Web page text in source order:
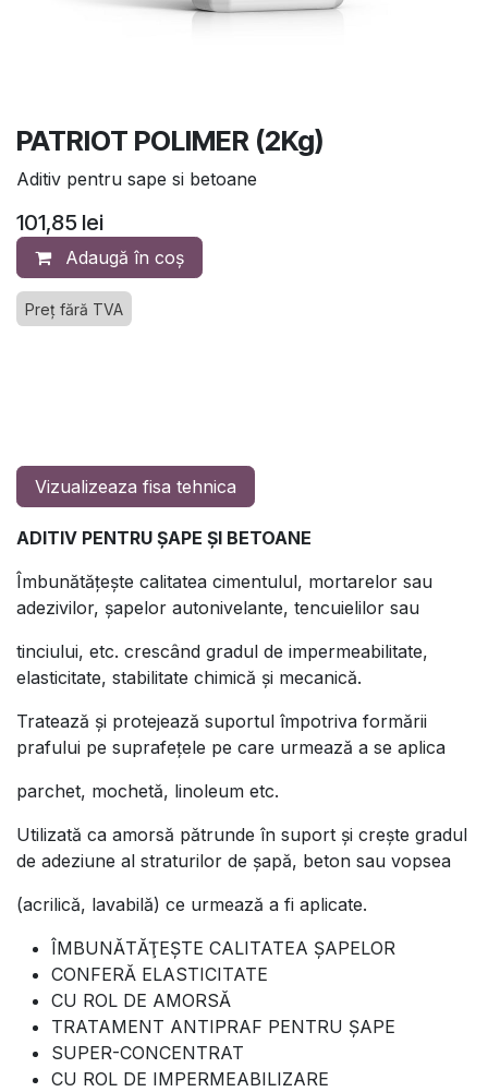
PATRIOT POLIMER (2Kg)
Aditiv pentru sape si betoane
101,85 lei
Adaugă în coș
Preț fără TVA
Vizualizeaza fisa tehnica
ADITIV PENTRU ŞAPE ŞI BETOANE
Îmbunătăţeşte calitatea cimentulul, mortarelor sau
adezivilor, şapelor autonivelante, tencuielilor sau
tinciului, etc. crescând gradul de impermeabilitate,
elasticitate, stabilitate chimică şi mecanică.
Tratează şi protejează suportul împotriva formării
prafului pe suprafeţele pe care urmează a se aplica
parchet, mochetă, linoleum etc.
Utilizată ca amorsă pătrunde în suport şi creşte gradul
de adeziune al straturilor de şapă, beton sau vopsea
(acrilică, lavabilă) ce urmează a fi aplicate.
ÎMBUNĂTĂŢEŞTE CALITATEA ŞAPELOR
CONFERĂ ELASTICITATE
CU ROL DE AMORSĂ
TRATAMENT ANTIPRAF PENTRU ŞAPE
SUPER-CONCENTRAT
CU ROL DE IMPERMEABILIZARE